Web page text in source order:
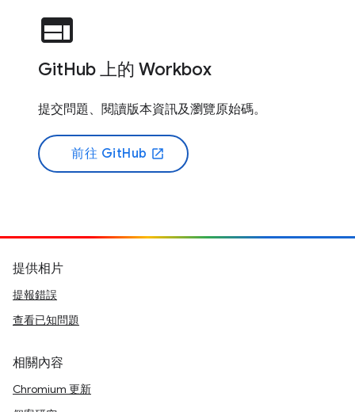
web
GitHub 上的 Workbox
提交問題、閱讀版本資訊及瀏覽原始碼。
前往 GitHub open_in_new
提供相片
提報錯誤
查看已知問題
相關內容
Chromium 更新